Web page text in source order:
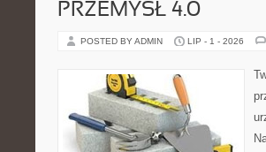
PRZEMYSŁ 4.0
POSTED BY ADMIN LIP - 1 - 2026